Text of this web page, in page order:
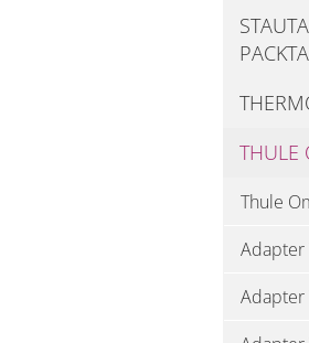
THULE
Thule
Adapter
Adapter